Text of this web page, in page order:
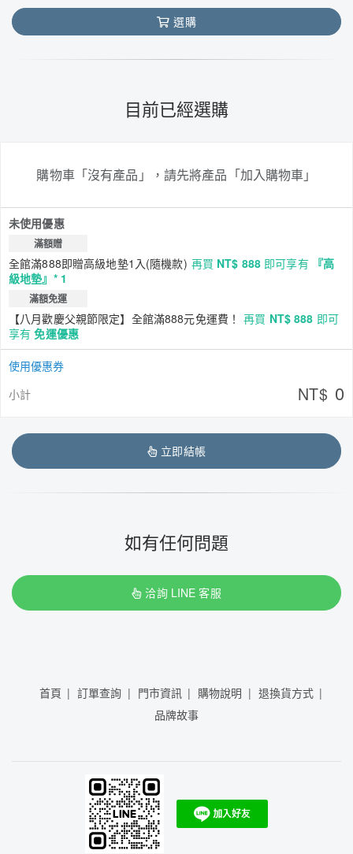
選購
目前已經選購
購物車「沒有產品」，請先將產品「加入購物車」
未使用優惠
滿額贈
全館滿888即贈高級地墊1入(隨機款) 再買 NT$ 888 即可享有 『高
級地墊』* 1
滿額免運
【八月歡慶父親節限定】全館滿888元免運費！ 再買 NT$ 888 即可
享有免運優惠
使用優惠券
小計
NT$ 0
立即結帳
如有任何問題
洽詢 LINE 客服
首頁 訂單查詢 門市資訊 購物說明
退換貨方式
品牌故事